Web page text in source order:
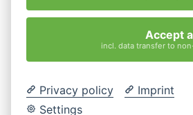
Asesoramiento
Accept
incl. data transfer to
Privacy policy
Imprint
Settings